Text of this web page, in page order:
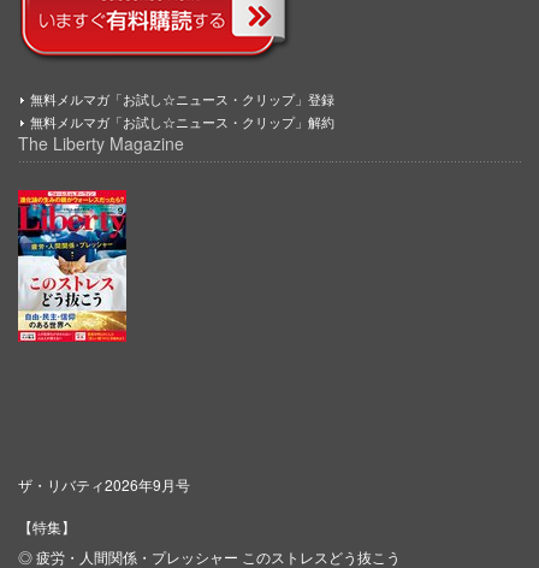
無料メルマガ「お試し☆ニュース・クリップ」登録
無料メルマガ「お試し☆ニュース・クリップ」解約
The Liberty Magazine
ザ・リバティ2026年9月号
【特集】
◎ 疲労・人間関係・プレッシャー このストレスどう抜こう